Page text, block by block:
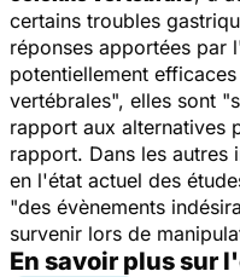
certains troubles
réponses apportées par
potentiellement
vertébrales", elles sont "
rapport aux alternatives
rapport. Dans les autres
en l'état actuel des
"des évènements
survenir lors de
En savoir plus sur